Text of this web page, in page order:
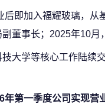
后即加入福耀玻璃，
董事长；2025年10月
大学等核心工作陆续
年第一季度公司实现营